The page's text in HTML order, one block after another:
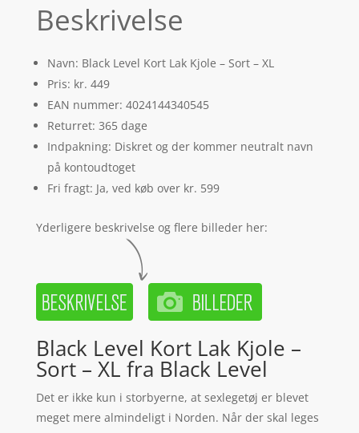
Beskrivelse
Navn: Black Level Kort Lak Kjole – Sort – XL
Pris: kr. 449
EAN nummer: 4024144340545
Returret: 365 dage
Indpakning: Diskret og der kommer neutralt navn
på kontoudtoget
Fri fragt: Ja, ved køb over kr. 599
Yderligere beskrivelse og flere billeder her:
Black Level Kort Lak Kjole –
Sort – XL fra Black Level
Det er ikke kun i storbyerne, at sexlegetøj er blevet
meget mere almindeligt i Norden. Når der skal leges